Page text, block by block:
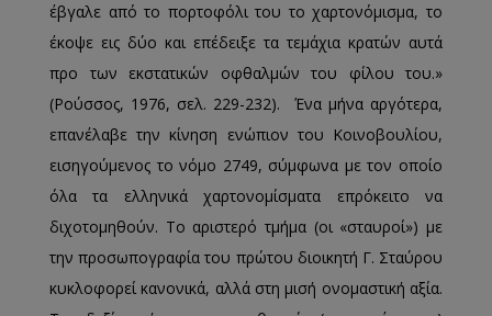
έβγαλε από το πορτοφόλι του το χαρτονόμισμα, το
έκοψε εις δύο και επέδειξε τα τεμάχια κρατών αυτά
προ των εκστατικών οφθαλμών του φίλου του.»
(Ρούσσος, 1976, σελ. 229-232). Ένα μήνα αργότερα,
επανέλαβε την κίνηση ενώπιον του Κοινοβουλίου,
εισηγούμενος το νόμο 2749, σύμφωνα με τον οποίο
όλα τα ελληνικά χαρτονομίσματα επρόκειτο να
διχοτομηθούν. Το αριστερό τμήμα (οι «σταυροί») με
την προσωπογραφία του πρώτου διοικητή Γ. Σταύρου
κυκλοφορεί κανονικά, αλλά στη μισή ονομαστική αξία.